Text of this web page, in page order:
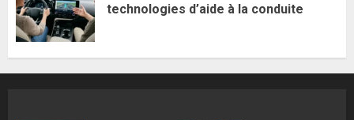
technologies d’aide à la conduite